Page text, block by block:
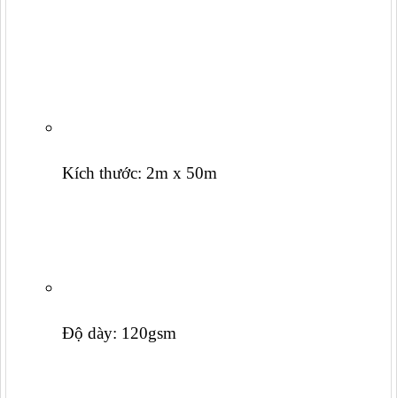
Kích thước: 2m x 50m
Độ dày: 120gsm